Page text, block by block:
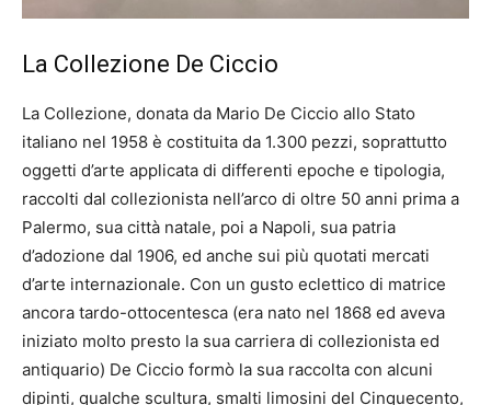
La Collezione De Ciccio
La Collezione, donata da Mario De Ciccio allo Stato
italiano nel 1958 è costituita da 1.300 pezzi, soprattutto
oggetti d’arte applicata di differenti epoche e tipologia,
raccolti dal collezionista nell’arco di oltre 50 anni prima a
Palermo, sua città natale, poi a Napoli, sua patria
d’adozione dal 1906, ed anche sui più quotati mercati
d’arte internazionale. Con un gusto eclettico di matrice
ancora tardo-ottocentesca (era nato nel 1868 ed aveva
iniziato molto presto la sua carriera di collezionista ed
antiquario) De Ciccio formò la sua raccolta con alcuni
dipinti, qualche scultura, smalti limosini del Cinquecento,